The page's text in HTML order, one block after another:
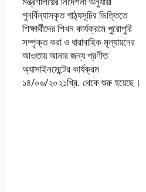
পুনর্বিন্যাসকৃত পাঠ্যসূচির ভিত্তিতে
শিক্ষার্থীদের শিখন কার্যক্রমে পুরােপুরি
সম্পৃক্ত করা ও ধারাবাহিক মূল্যায়নের
আওতায় আনার জন্য প্রণীত
অ্যাসাইনমেন্টের কার্যক্রম
১৪/০৬/২০২১খ্রি. থেকে শুরু হয়েছে।